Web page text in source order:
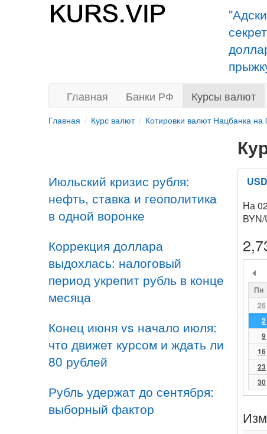
Главная Банки РФ Курсы валют
Главная Курс валют Котировки валют Нацбанка на
Июльский кризис рубля:
нефть, ставка и геополитика
в одной воронке
Коррекция доллара
выдохлась: налоговый
период укрепит рубль в конце
месяца
Конец июня vs начало июля:
что движет курсом и ждать ли
80 рублей
Рубль удержат до сентября:
выборный фактор
USD
На
Пн
26
2
9
16
23
30